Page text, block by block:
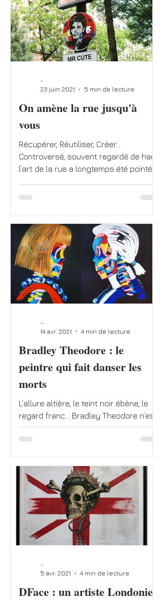
On amène la rue jusqu'à
vous
Récupérer, Réutiliser, Créer...
Controversé, souvent regardé de haut,
l’art de la rue a longtemps été pointé
-
23 juin 2021
5 min de lecture
Bradley Theodore : le
peintre qui fait danser les
morts
L’allure altière, le teint noir ébène, le
regard franc… Bradley Theodore n’est
pas un de ces hommes qui se fond
aisément dans la masse....
-
14 avr. 2021
4 min de lecture
DFace : un artiste Londonien
-
5 avr. 2021
4 min de lecture